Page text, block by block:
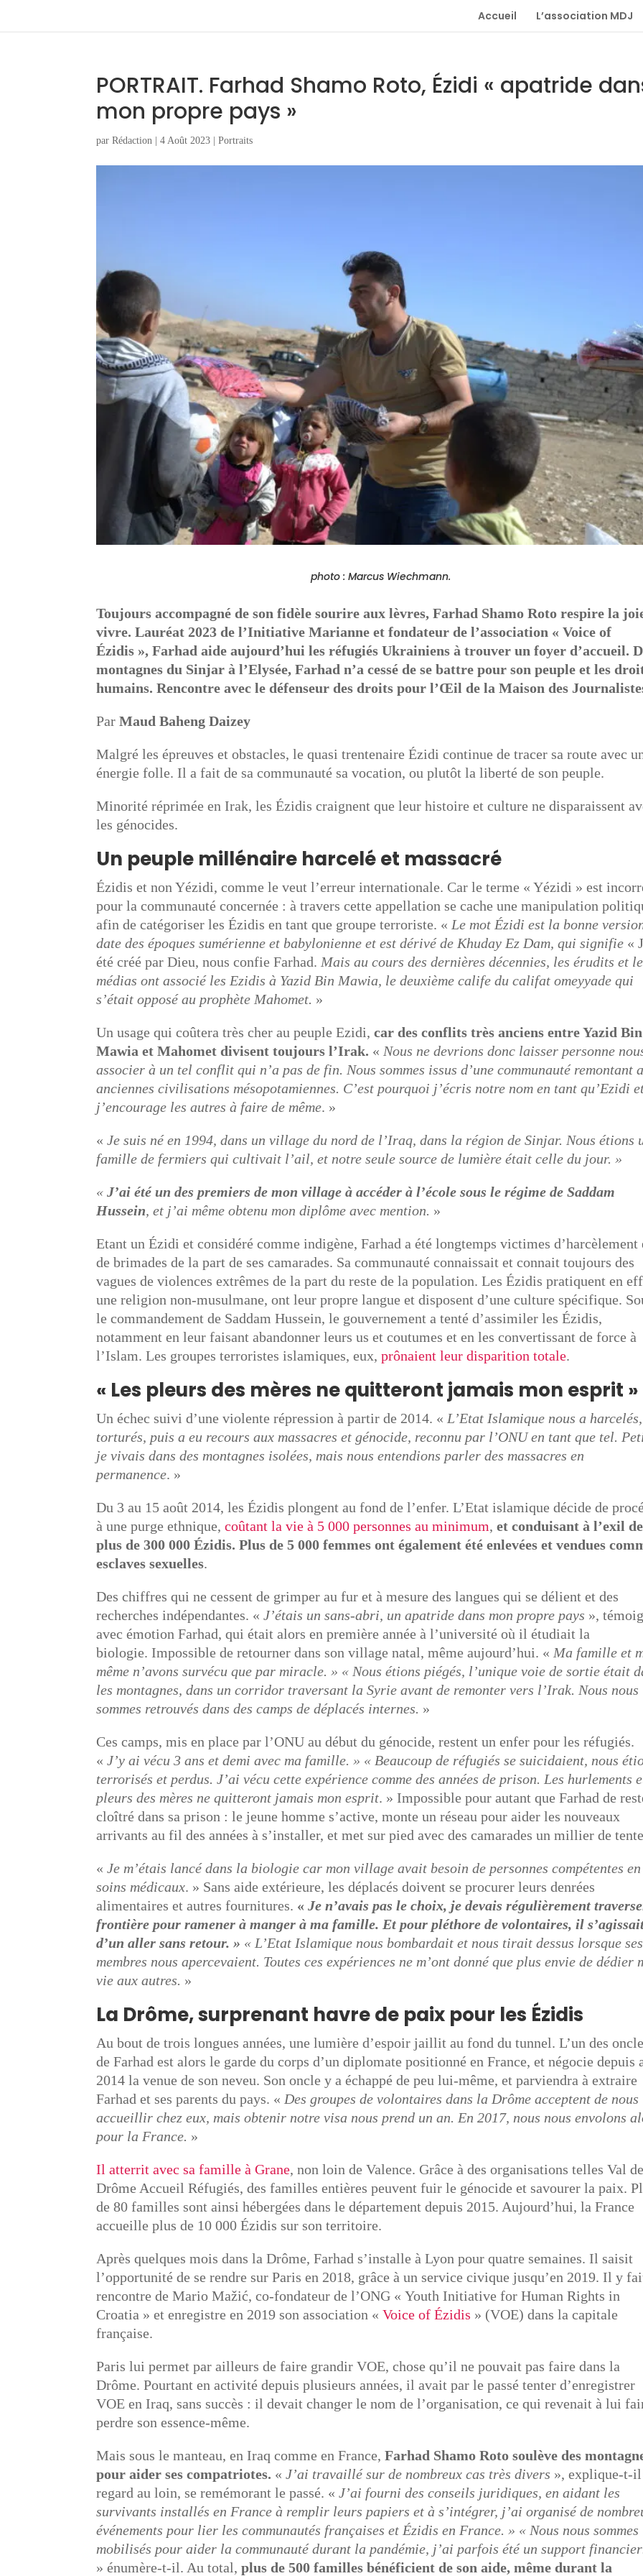
Accueil L’association MDJ
PORTRAIT. Farhad Shamo Roto, Ézidi « apatride
mon propre pays »
parRédaction |4 Août 2023 |Portraits
photo : Marcus Wiechmann.
Toujours accompagné de son fidèle sourire aux lèvres, Farhad Shamo Roto respire la
vivre. Lauréat 2023 de l’Initiative Marianne et fondateur de l’association « Voice of
Ézidis », Farhad aide aujourd’hui les réfugiés Ukrainiens à trouver un foyer d’accueil.
montagnes du Sinjar à l’Elysée, Farhad n’a cessé de se battre pour son peuple et les
humains. Rencontre avec le défenseur des droits pour l’Œil de la Maison des
ParMaud Baheng Daizey
Malgré les épreuves et obstacles, le quasi trentenaire Ézidi continue de tracer sa route avec
énergie folle. Il a fait de sa communauté sa vocation, ou plutôt la liberté de son peuple.
Minorité réprimée en Irak, les Ézidis craignent que leur histoire et culture ne disparaissent
les génocides.
Un peuple millénaire harcelé et massacré
Ézidis et non Yézidi, comme le veut l’erreur internationale. Car le terme « Yézidi » est
pour la communauté concernée : à travers cette appellation se cache une manipulation
afin de catégoriser les Ézidis en tant que groupe terroriste. « Le mot Ézidi est la bonne
date des époques sumérienne et babylonienne et est dérivé de Khuday Ez Dam, qui signifie «
été créé par Dieu, nous confie Farhad. Mais au cours des dernières décennies, les érudits et
médias ont associé les Ezidis à Yazid Bin Mawia, le deuxième calife du califat omeyyade qui
s’était opposé au prophète Mahomet. »
Un usage qui coûtera très cher au peuple Ezidi,car des conflits très anciens entre Yazid Bin
Mawia et Mahomet divisent toujours l’Irak. « Nous ne devrions donc laisser personne
associer à un tel conflit qui n’a pas de fin. Nous sommes issus d’une communauté remontant
anciennes civilisations mésopotamiennes. C’est pourquoi j’écris notre nom en tant qu’Ezidi
j’encourage les autres à faire de même. »
«Je suis né en 1994, dans un village du nord de l’Iraq, dans la région de Sinjar. Nous étions
famille de fermiers qui cultivait l’ail, et notre seule source de lumière était celle du jour. »
«J’ai été un des premiers de mon village à accéder à l’école sous le régime de Saddam
Hussein, et j’ai même obtenu mon diplôme avec mention. »
Etant un Ézidi et considéré comme indigène, Farhad a été longtemps victimes d’harcèlement
de brimades de la part de ses camarades. Sa communauté connaissait et connait toujours des
vagues de violences extrêmes de la part du reste de la population. Les Ézidis pratiquent en
une religion non-musulmane, ont leur propre langue et disposent d’une culture spécifique.
le commandement de Saddam Hussein, le gouvernement a tenté d’assimiler les Ézidis,
notamment en leur faisant abandonner leurs us et coutumes et en les convertissant de force à
l’Islam. Les groupes terroristes islamiques, eux,prônaient leur disparition totale.
« Les pleurs des mères ne quitteront jamais mon esprit »
Un échec suivi d’une violente répression à partir de 2014. « L’Etat Islamique nous a harcelés,
torturés, puis a eu recours aux massacres et génocide, reconnu par l’ONU en tant que tel.
je vivais dans des montagnes isolées, mais nous entendions parler des massacres en
permanence. »
Du 3 au 15 août 2014, les Ézidis plongent au fond de l’enfer. L’Etat islamique décide de
à une purge ethnique,coûtant la vie à 5 000 personnes au minimum,et conduisant à l’exil de
plus de 300 000 Ézidis. Plus de 5 000 femmes ont également été enlevées et vendues
esclaves sexuelles.
Des chiffres qui ne cessent de grimper au fur et à mesure des langues qui se délient et des
recherches indépendantes. «J’étais un sans-abri, un apatride dans mon propre pays »,
avec émotion Farhad, qui était alors en première année à l’université où il étudiait la
biologie. Impossible de retourner dans son village natal, même aujourd’hui. « Ma famille et
même n’avons survécu que par miracle. » « Nous étions piégés, l’unique voie de sortie était
les montagnes, dans un corridor traversant la Syrie avant de remonter vers l’Irak. Nous nous
sommes retrouvés dans des camps de déplacés internes. »
Ces camps, mis en place par l’ONU au début du génocide, restent un enfer pour les réfugiés.
«J’y ai vécu 3 ans et demi avec ma famille. » « Beaucoup de réfugiés se suicidaient, nous
terrorisés et perdus. J’ai vécu cette expérience comme des années de prison. Les hurlements
pleurs des mères ne quitteront jamais mon esprit. » Impossible pour autant que Farhad de
cloîtré dans sa prison : le jeune homme s’active, monte un réseau pour aider les nouveaux
arrivants au fil des années à s’installer, et met sur pied avec des camarades un millier de
«Je m’étais lancé dans la biologie car mon village avait besoin de personnes compétentes en
soins médicaux. » Sans aide extérieure, les déplacés doivent se procurer leurs denrées
alimentaires et autres fournitures. «Je n’avais pas le choix, je devais régulièrement
frontière pour ramener à manger à ma famille. Et pour pléthore de volontaires, il
d’un aller sans retour. » « L’Etat Islamique nous bombardait et nous tirait dessus lorsque ses
membres nous apercevaient. Toutes ces expériences ne m’ont donné que plus envie de dédier
vie aux autres. »
La Drôme, surprenant havre de paix pour les Ézidis
Au bout de trois longues années, une lumière d’espoir jaillit au fond du tunnel. L’un des
de Farhad est alors le garde du corps d’un diplomate positionné en France, et négocie depuis
2014 la venue de son neveu. Son oncle y a échappé de peu lui-même, et parviendra à extraire
Farhad et ses parents du pays. « Des groupes de volontaires dans la Drôme acceptent de nous
accueillir chez eux, mais obtenir notre visa nous prend un an. En 2017, nous nous envolons
pour la France. »
Il atterrit avec sa famille à Grane, non loin de Valence. Grâce à des organisations telles Val de
Drôme Accueil Réfugiés, des familles entières peuvent fuir le génocide et savourer la paix.
de 80 familles sont ainsi hébergées dans le département depuis 2015. Aujourd’hui, la France
accueille plus de 10 000 Ézidis sur son territoire.
Après quelques mois dans la Drôme, Farhad s’installe à Lyon pour quatre semaines. Il saisit
l’opportunité de se rendre sur Paris en 2018, grâce à un service civique jusqu’en 2019. Il y
rencontre de Mario Mažić, co-fondateur de l’ONG « Youth Initiative for Human Rights in
Croatia » et enregistre en 2019 son association «Voice of Ézidis » (VOE) dans la capitale
française.
Paris lui permet par ailleurs de faire grandir VOE, chose qu’il ne pouvait pas faire dans la
Drôme. Pourtant en activité depuis plusieurs années, il avait par le passé tenter d’enregistrer
VOE en Iraq, sans succès : il devait changer le nom de l’organisation, ce qui revenait à lui
perdre son essence-même.
Mais sous le manteau, en Iraq comme en France,Farhad Shamo Roto soulève des
pour aider ses compatriotes. «J’ai travaillé sur de nombreux cas très divers », explique-t-
regard au loin, se remémorant le passé. «J’ai fourni des conseils juridiques, en aidant les
survivants installés en France à remplir leurs papiers et à s’intégrer, j’ai organisé de
événements pour lier les communautés françaises et Ézidis en France. » « Nous nous sommes
mobilisés pour aider la communauté durant la pandémie, j’ai parfois été un support
» énumère-t-il. Au total,plus de 500 familles bénéficient de son aide, même durant la